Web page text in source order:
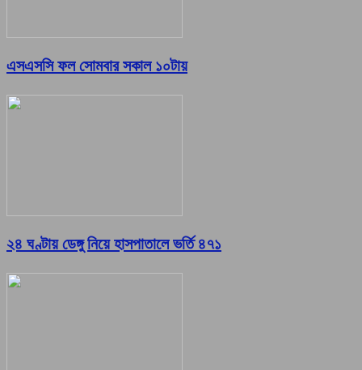
এসএসসি ফল সোমবার সকাল ১০টায়
২৪ ঘণ্টায় ডেঙ্গু নিয়ে হাসপাতালে ভর্তি ৪৭১